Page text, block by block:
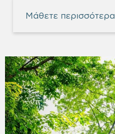
Μάθετε περισσότερα